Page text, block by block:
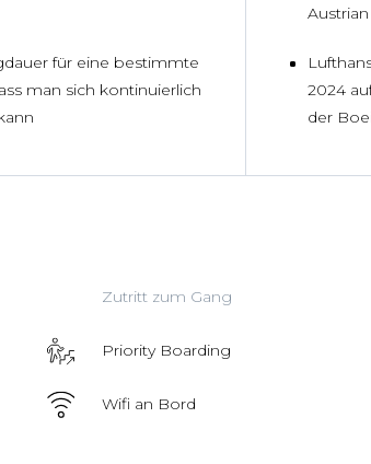
für eine bestimmte
man sich kontinuierlich
2024
der
Zutritt zum Gang
Priority Boarding
Wifi an Bord